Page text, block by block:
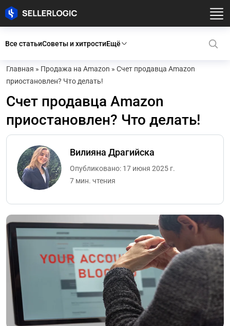
Все статьиСоветы и хитростиЕщё
Главная » Продажа на Amazon » Счет продавца Amazon
приостановлен? Что делать!
Счет продавца Amazon
приостановлен? Что делать!
Вилияна Драгийска
Опубликовано: 17 июня 2025 г.
7 мин. чтения